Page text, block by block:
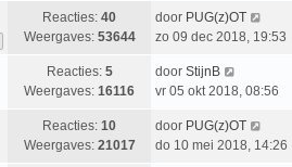
c
h
e
c
h
e
b
e
c
h
t
s
e
b
e
Reacties: 40
Weergaves: 53644
L
a
t
s
e
b
door PUG(z)OT
zo 09 dec 2018, 19:53
Reacties: 5
Weergaves: 16116
L
a
t
s
door StijnB
vr 05 okt 2018, 08:56
Reacties: 10
Weergaves: 21017
L
a
door PUG(z)OT
do 10 mei 2018, 14:26